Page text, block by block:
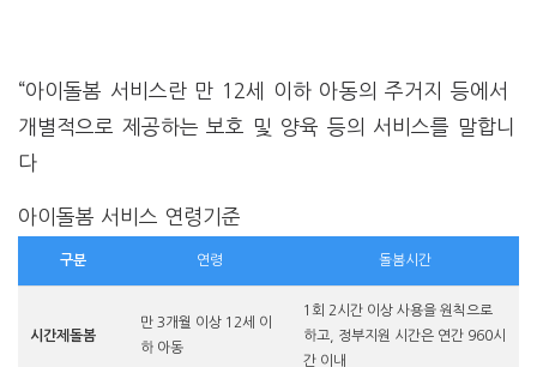
“아이돌봄 서비스란 만 12세 이하 아동의 주거지 등에서
개별적으로 제공하는 보호 및 양육 등의 서비스를 말합니
다
아이돌봄 서비스 연령기준
구분 연령 돌봄시간
시간제돌봄
만 3개월 이상 12세 이
하 아동
1회 2시간 이상 사용을 원칙으로
하고, 정부지원 시간은 연간 960시
간 이내